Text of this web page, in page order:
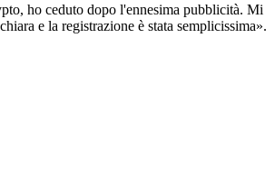
ho ceduto dopo l'ennesima pubblicità. Mi
e la registrazione è stata semplicissima».